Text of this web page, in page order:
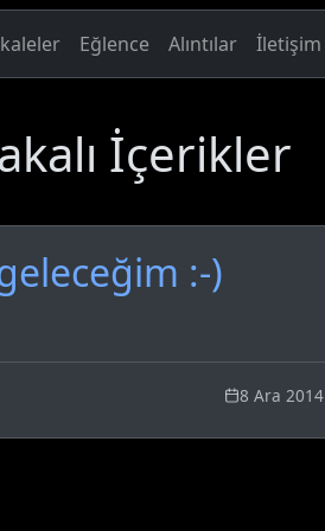
Eğlence Alıntılar İletişim
İçerikler
:-)
8 Ara 2014